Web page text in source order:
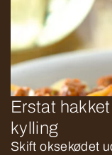
Erstat
kylling
Skift oksekødet